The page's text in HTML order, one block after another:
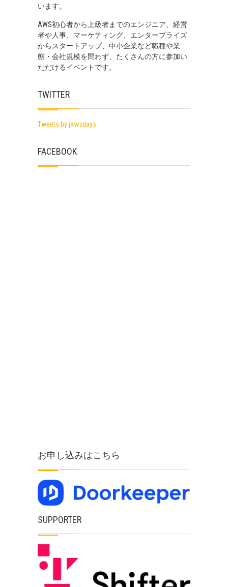
います。
AWS初心者から上級者までのエンジニア、経営
者や人事、マーケティング、エンタープライズ
からスタートアップ、中小企業など職種や業
態・会社規模を問わず、たくさんの方に参加い
ただけるイベントです。
TWITTER
Tweets by jawsdays
FACEBOOK
お申し込みはこちら
SUPPORTER